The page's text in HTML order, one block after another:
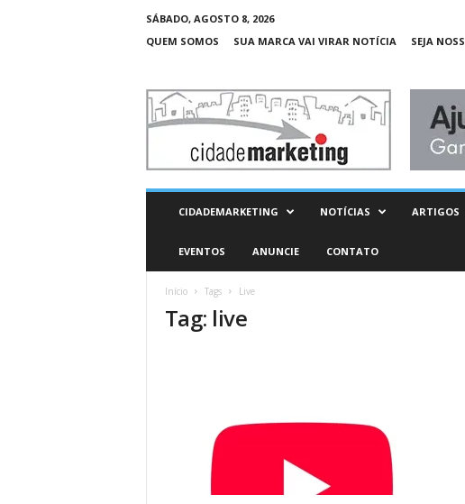
SÁBADO, AGOSTO 8, 2026
QUEM SOMOS
SUA MARCA VAI VIRAR NOTÍCIA SEJA
C
d
CIDADEMARKETING NOTÍCIAS ARTIGOS
EVENTOS ANUNCIE CONTATO
Início Tags Live
Tag: live